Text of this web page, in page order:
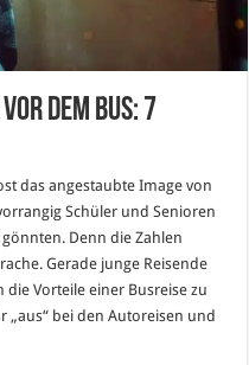
dem Bus: 7
das angestaubte Image von
Schüler und Senioren
Denn die Zahlen
Gerade junge Reisende
Vorteile einer Busreise zu
„aus“ bei den Autoreisen und